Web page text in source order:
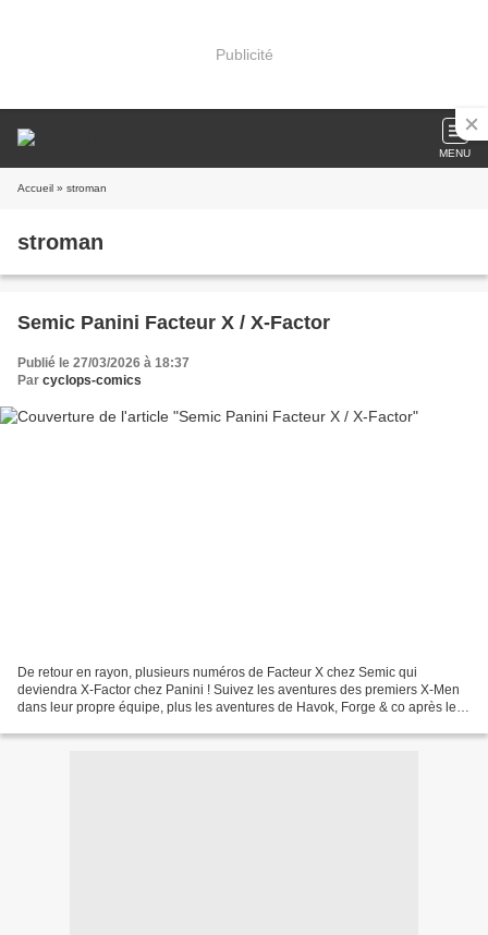
Publicité
MENU
Accueil » stroman
stroman
Semic Panini Facteur X / X-Factor
Publié le 27/03/2026 à 18:37
Par cyclops-comics
De retour en rayon, plusieurs numéros de Facteur X chez Semic qui
deviendra X-Factor chez Panini ! Suivez les aventures des premiers X-Men
dans leur propre équipe, plus les aventures de Havok, Forge & co après le